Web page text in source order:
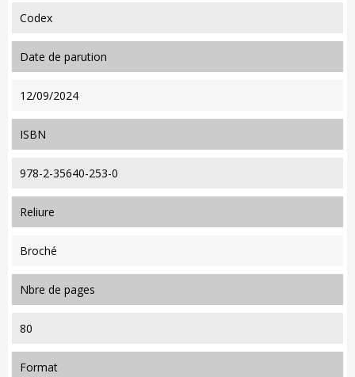
Codex
date de parution
12/09/2024
ISBN
978-2-35640-253-0
reliure
Broché
nbre de pages
80
format